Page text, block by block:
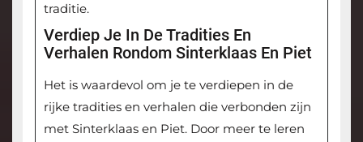
traditie.
Verdiep Je In De Tradities En
Verhalen Rondom Sinterklaas En Piet
Het is waardevol om je te verdiepen in de
rijke tradities en verhalen die verbonden zijn
met Sinterklaas en Piet. Door meer te leren